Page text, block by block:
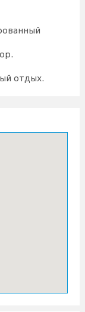
отдых.